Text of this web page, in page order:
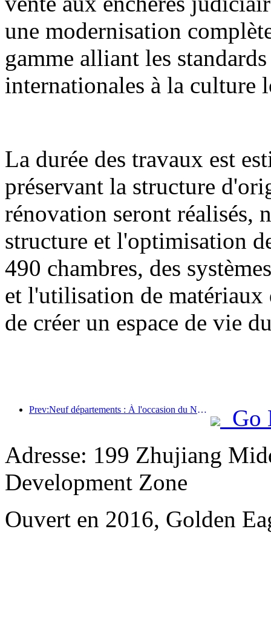
une modernisation
gamme alliant les
internationales à la culture
La durée des travaux est
préservant la structure
rénovation seront réalisés,
structure et l'optimisation
490 chambres, des
et l'utilisation de
de créer un espace de vie
Prev:Neuf départements : À l'occasion du Nouvel An chinois, les chaînes hôtelières et les chambres d'hôtes de charme proposeront des offres préférentielles.
Go
Adresse: 199 Zhujiang
Development Zone
Ouvert en 2016, Golden